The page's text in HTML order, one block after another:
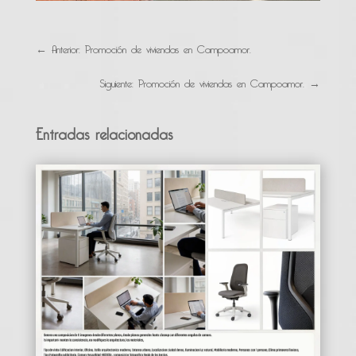
← Anterior: Promoción de viviendas en Campoamor.
Siguiente: Promoción de viviendas en Campoamor. →
Entradas relacionadas